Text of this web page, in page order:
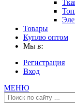
Товары
Куплю оптом
Мы в:
Регистрация
Вход
МЕНЮ